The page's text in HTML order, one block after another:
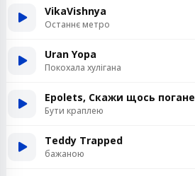
VikaVishnya
Останнє метро
Uran Yopa
Покохала хулігана
Epolets, Скажи щось погане
Бути краплею
Teddy Trapped
бажаною